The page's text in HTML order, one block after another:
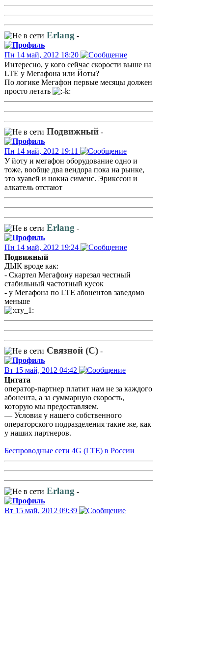
Erlang -
Пн 14 май, 2012 18:20
Интересно, у кого сейчас скорости выше на
LTE у Мегафона или Йоты?
По логике Мегафон первые месяцы должен
просто летать
Подвижный -
Пн 14 май, 2012 19:11
У йоту и мегафон оборудование одно и
тоже, вообще два вендора пока на рынке,
это хуавей и нокиа сименс. Эрикссон и
алкатель отстают
Erlang -
Пн 14 май, 2012 19:24
Подвижный
ДЫК вроде как:
- Скартел Мегафону нарезал честный
стабильный частотный кусок
- у Мегафона по LTE абонентов заведомо
меньше
Связной (С) -
Вт 15 май, 2012 04:42
Цитата
оператор-партнер платит нам не за каждого
абонента, а за суммарную скорость,
которую мы предоставляем.
— Условия у нашего собственного
операторского подразделения такие же, как
у наших партнеров.
Беспроводные сети 4G (LTE) в России
Erlang -
Вт 15 май, 2012 09:39